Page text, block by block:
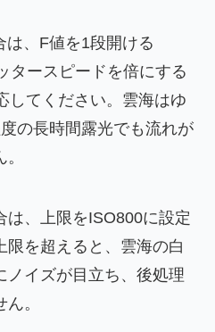
は、F値を1段開ける
タースピードを倍にする
してください。雲海はゆ
の長時間露光でも流れが
は、上限をISO800に設定
限を超えると、雲海の白
ノイズが目立ち、後処理
。